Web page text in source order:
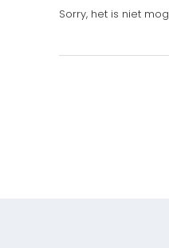
Sorry, het is niet